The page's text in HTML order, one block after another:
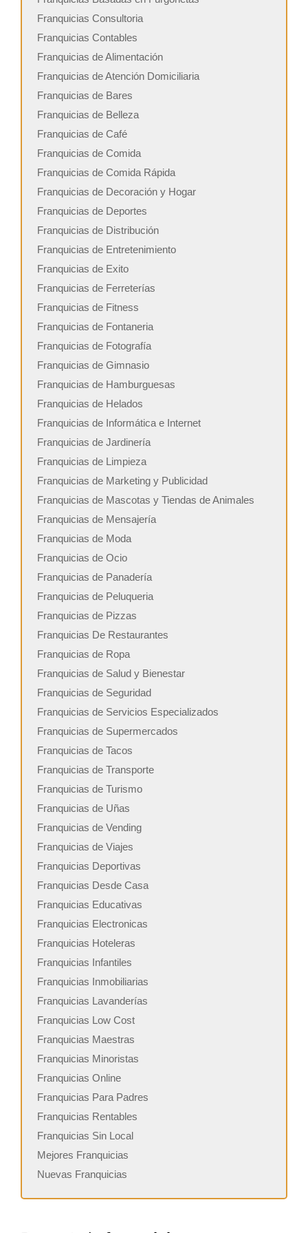
Franquicias Consultoria
Franquicias Contables
Franquicias de Alimentación
Franquicias de Atención Domiciliaria
Franquicias de Bares
Franquicias de Belleza
Franquicias de Café
Franquicias de Comida
Franquicias de Comida Rápida
Franquicias de Decoración y Hogar
Franquicias de Deportes
Franquicias de Distribución
Franquicias de Entretenimiento
Franquicias de Exito
Franquicias de Ferreterías
Franquicias de Fitness
Franquicias de Fontaneria
Franquicias de Fotografía
Franquicias de Gimnasio
Franquicias de Hamburguesas
Franquicias de Helados
Franquicias de Informática e Internet
Franquicias de Jardinería
Franquicias de Limpieza
Franquicias de Marketing y Publicidad
Franquicias de Mascotas y Tiendas de Animales
Franquicias de Mensajería
Franquicias de Moda
Franquicias de Ocio
Franquicias de Panadería
Franquicias de Peluqueria
Franquicias de Pizzas
Franquicias De Restaurantes
Franquicias de Ropa
Franquicias de Salud y Bienestar
Franquicias de Seguridad
Franquicias de Servicios Especializados
Franquicias de Supermercados
Franquicias de Tacos
Franquicias de Transporte
Franquicias de Turismo
Franquicias de Uñas
Franquicias de Vending
Franquicias de Viajes
Franquicias Deportivas
Franquicias Desde Casa
Franquicias Educativas
Franquicias Electronicas
Franquicias Hoteleras
Franquicias Infantiles
Franquicias Inmobiliarias
Franquicias Lavanderías
Franquicias Low Cost
Franquicias Maestras
Franquicias Minoristas
Franquicias Online
Franquicias Para Padres
Franquicias Rentables
Franquicias Sin Local
Mejores Franquicias
Nuevas Franquicias